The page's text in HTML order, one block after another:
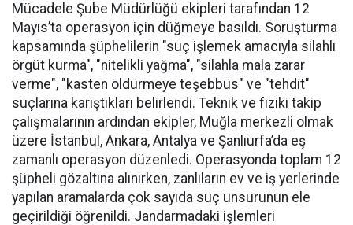
Mücadele Şube Müdürlüğü ekipleri tarafından 12
Mayıs’ta operasyon için düğmeye basıldı. Soruşturma
kapsamında şüphelilerin "suç işlemek amacıyla silahlı
örgüt kurma", "nitelikli yağma", "silahla mala zarar
verme", "kasten öldürmeye teşebbüs" ve "tehdit"
suçlarına karıştıkları belirlendi. Teknik ve fiziki takip
çalışmalarının ardından ekipler, Muğla merkezli olmak
üzere İstanbul, Ankara, Antalya ve Şanlıurfa’da eş
zamanlı operasyon düzenledi. Operasyonda toplam 12
şüpheli gözaltına alınırken, zanlıların ev ve iş yerlerinde
yapılan aramalarda çok sayıda suç unsurunun ele
geçirildiği öğrenildi. Jandarmadaki işlemleri